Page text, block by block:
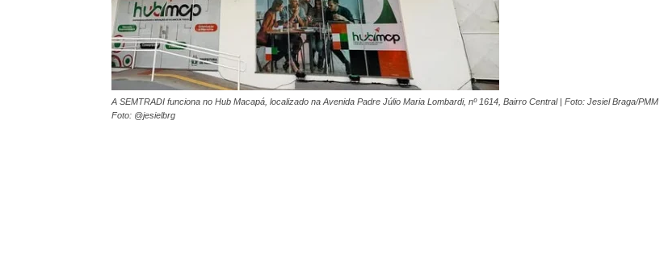
A SEMTRADI funciona no Hub Macapá, localizado na Avenida Padre Júlio Maria Lombardi, nº 1614, Bairro Central | Foto: Jesiel Braga/PMM
Foto: @jesielbrg